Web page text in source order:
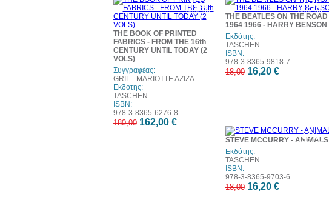
10%
έκπτωση
THE BOOK OF PRINTED
FABRICS - FROM THE 16th
CENTURY UNTIL TODAY (2
VOLS)
Συγγραφέας:
GRIL - MARIOTTE AZIZA
Εκδότης:
TASCHEN
ISBN:
978-3-8365-6276-8
180,00 162,00 €
10%
έκπτωση
THE BEATLES ON THE ROAD
1964 1966 - HARRY BENSON
Εκδότης:
TASCHEN
ISBN:
978-3-8365-9818-7
18,00 16,20 €
10%
έκπτωση
STEVE MCCURRY - ANIMALS
Εκδότης:
TASCHEN
ISBN:
978-3-8365-9703-6
18,00 16,20 €